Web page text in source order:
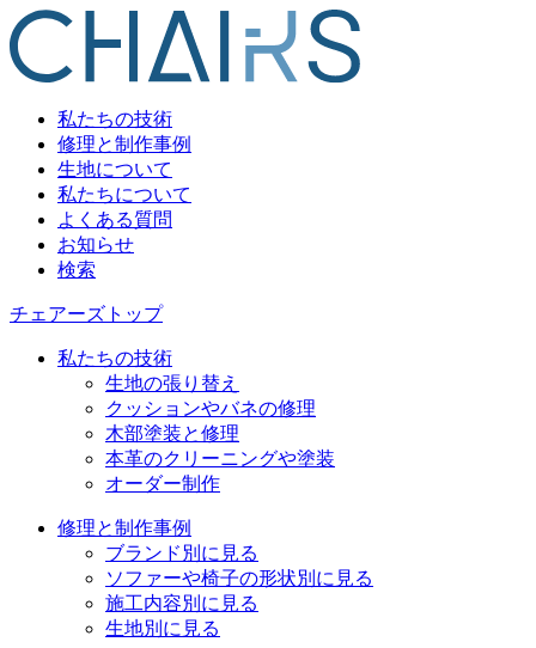
私たちの技術
修理と制作事例
生地について
私たちについて
よくある質問
お知らせ
検索
チェアーズトップ
私たちの技術
生地の張り替え
クッションやバネの修理
木部塗装と修理
本革のクリーニングや塗装
オーダー制作
修理と制作事例
ブランド別に見る
ソファーや椅子の形状別に見る
施工内容別に見る
生地別に見る